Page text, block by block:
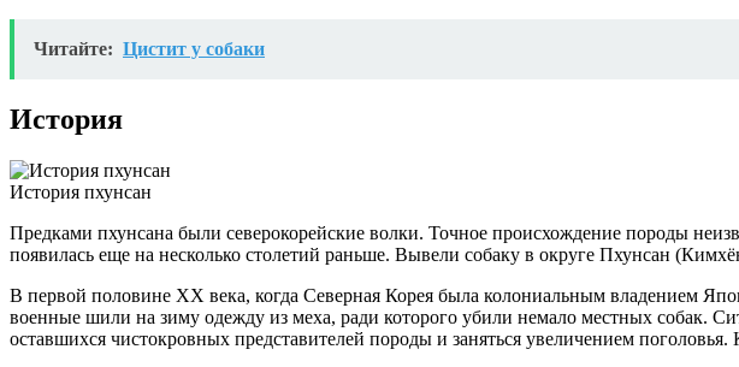
Читайте: Цистит у собаки
История
История пхунсан
Предками пхунсана были северокорейские волки. Точное происхождение породы
появилась еще на несколько столетий раньше. Вывели собаку в округе Пхунсан
В первой половине XX века, когда Северная Корея была колониальным владением
военные шили на зиму одежду из меха, ради которого убили немало местных собак.
оставшихся чистокровных представителей породы и заняться увеличением